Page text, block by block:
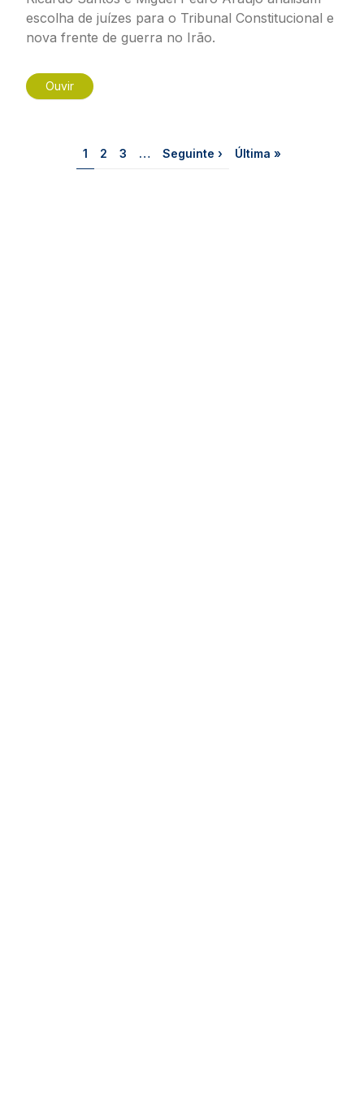
escolha de juízes para o Tribunal Constitucional e
nova frente de guerra no Irão.
Ouvir
Página
1 Página
2 Página
3 … Próxima página
Seguinte › Última página
Última »